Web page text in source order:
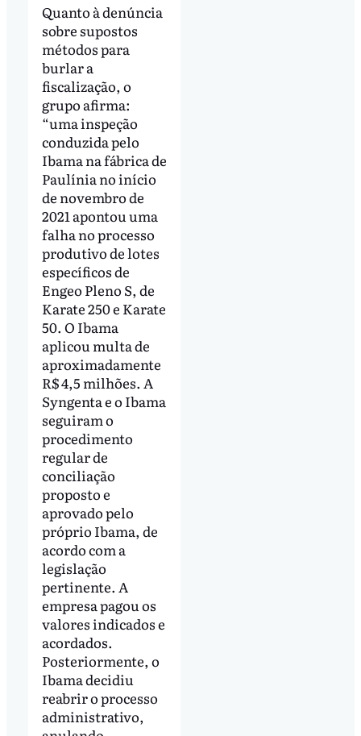
Quanto à denúncia
sobre supostos
métodos para
burlar a
fiscalização, o
grupo afirma:
“uma inspeção
conduzida pelo
Ibama na fábrica de
Paulínia no início
de novembro de
2021 apontou uma
falha no processo
produtivo de lotes
específicos de
Engeo Pleno S, de
Karate 250 e Karate
50. O Ibama
aplicou multa de
aproximadamente
R$ 4,5 milhões. A
Syngenta e o Ibama
seguiram o
procedimento
regular de
conciliação
proposto e
aprovado pelo
próprio Ibama, de
acordo com a
legislação
pertinente. A
empresa pagou os
valores indicados e
acordados.
Posteriormente, o
Ibama decidiu
reabrir o processo
administrativo,